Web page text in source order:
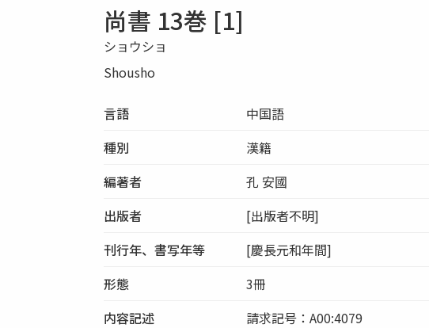
尚書 13巻 [1]
ショウショ
Shousho
言語
中国語
種別
漢籍
編著者
孔 安國
出版者
[出版者不明]
刊行年、書写年等
[慶長元和年間]
形態
3冊
内容記述
請求記号：A00:4079